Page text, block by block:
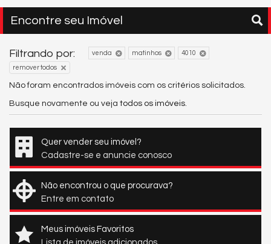
Encontre seu Imóvel
Filtrando por: venda matinhos 4010
remover todos
Não foram encontrados imóveis com os critérios solicitados.
Busque novamente ou veja todos os imóveis.
Quer vender seu imóvel?
Cadastre-se e anuncie conosco
Não encontrou o que procurava?
Entre em contato
Meus imóveis Favoritos